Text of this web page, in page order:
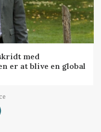
med
er at blive en global